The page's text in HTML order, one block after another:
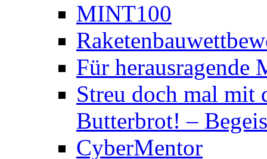
MINT100
Für herausragende
Streu doch mal mit
Butterbrot! –
CyberMentor